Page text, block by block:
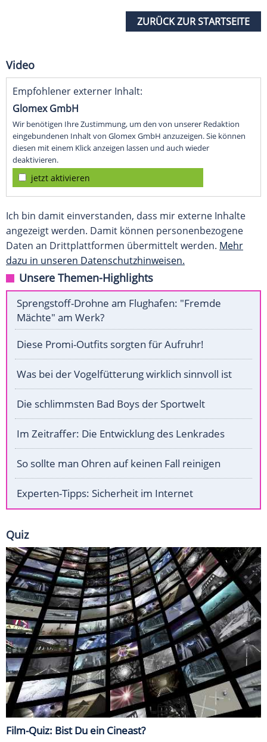
ZURÜCK ZUR STARTSEITE
Video
Empfohlener externer Inhalt:
Glomex GmbH
Wir benötigen Ihre Zustimmung, um den von unserer Redaktion
eingebundenen Inhalt von Glomex GmbH anzuzeigen. Sie können
diesen mit einem Klick anzeigen lassen und auch wieder
deaktivieren.
jetzt aktivieren
Ich bin damit einverstanden, dass mir externe Inhalte
angezeigt werden. Damit können personenbezogene
Daten an Drittplattformen übermittelt werden. Mehr
dazu in unseren Datenschutzhinweisen.
Unsere Themen-Highlights
Sprengstoff-Drohne am Flughafen: "Fremde
Mächte" am Werk?
Diese Promi-Outfits sorgten für Aufruhr!
Was bei der Vogelfütterung wirklich sinnvoll ist
Die schlimmsten Bad Boys der Sportwelt
Im Zeitraffer: Die Entwicklung des Lenkrades
So sollte man Ohren auf keinen Fall reinigen
Experten-Tipps: Sicherheit im Internet
Quiz
Film-Quiz: Bist Du ein Cineast?